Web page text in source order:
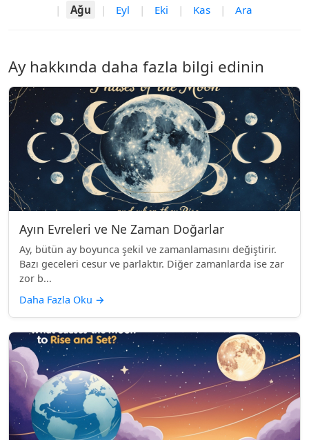
|
Ağu | Eyl | Eki | Kas | Ara
Ay hakkında daha fazla bilgi edinin
Ayın Evreleri ve Ne Zaman Doğarlar
Ay, bütün ay boyunca şekil ve zamanlamasını değiştirir.
Bazı geceleri cesur ve parlaktır. Diğer zamanlarda ise zar
zor b...
Daha Fazla Oku →